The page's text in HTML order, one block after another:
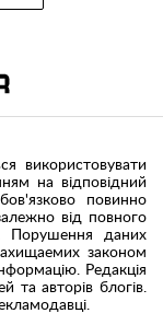
використовувати
на відповідний
повинно
від повного
Порушення даних
законом
Редакція
та авторів блогів.